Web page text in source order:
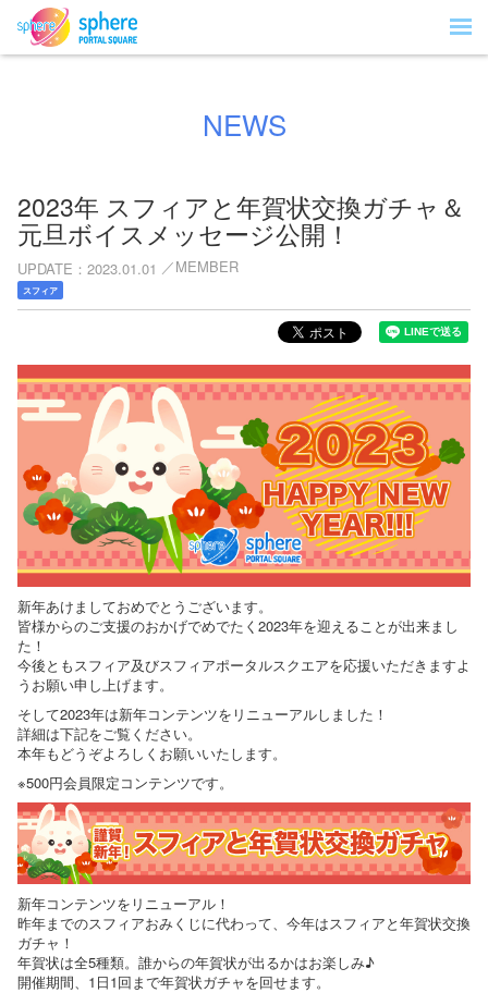
NEWS
2023年 スフィアと年賀状交換ガチャ＆
元旦ボイスメッセージ公開！
UPDATE 2023.01.01 MEMBER
スフィア
新年あけましておめでとうございます。
皆様からのご支援のおかげでめでたく2023年を迎えることが出来まし
た！
今後ともスフィア及びスフィアポータルスクエアを応援いただきますよ
うお願い申し上げます。
そして2023年は新年コンテンツをリニューアルしました！
詳細は下記をご覧ください。
本年もどうぞよろしくお願いいたします。
※500円会員限定コンテンツです。
新年コンテンツをリニューアル！
昨年までのスフィアおみくじに代わって、今年はスフィアと年賀状交換
ガチャ！
年賀状は全5種類。誰からの年賀状が出るかはお楽しみ♪
開催期間、1日1回まで年賀状ガチャを回せます。